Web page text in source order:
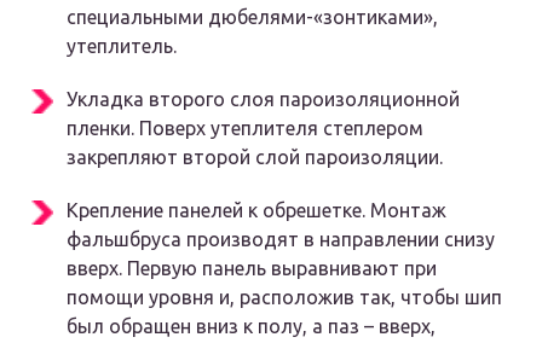
специальными дюбелями-«зонтиками»,
утеплитель.
Укладка второго слоя пароизоляционной
пленки. Поверх утеплителя степлером
закрепляют второй слой пароизоляции.
Крепление панелей к обрешетке. Монтаж
фальшбруса производят в направлении снизу
вверх. Первую панель выравнивают при
помощи уровня и, расположив так, чтобы шип
был обращен вниз к полу, а паз – вверх,